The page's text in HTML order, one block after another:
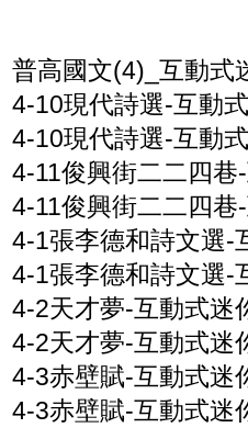
普高國文(4)_互動式
4-10現代詩選-互動
4-10現代詩選-互動
4-11俊興街二二四
4-11俊興街二二四
4-1張李德和詩文選-
4-1張李德和詩文選-
4-2天才夢-互動式迷
4-2天才夢-互動式迷
4-3赤壁賦-互動式迷
4-3赤壁賦-互動式迷